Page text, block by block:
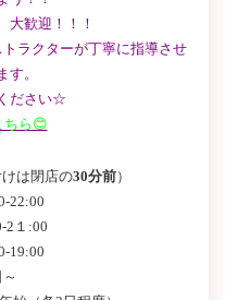
大歓迎！！！
ラクターが丁寧に指導させ
す。
ださい☆
ちら😊
は閉店の30分前）
22:00
１:00
19:00